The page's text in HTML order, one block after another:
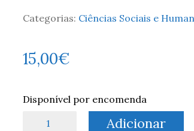
Categorias: Ciências Sociais e
15,00€
Disponível por encomenda
Adicionar